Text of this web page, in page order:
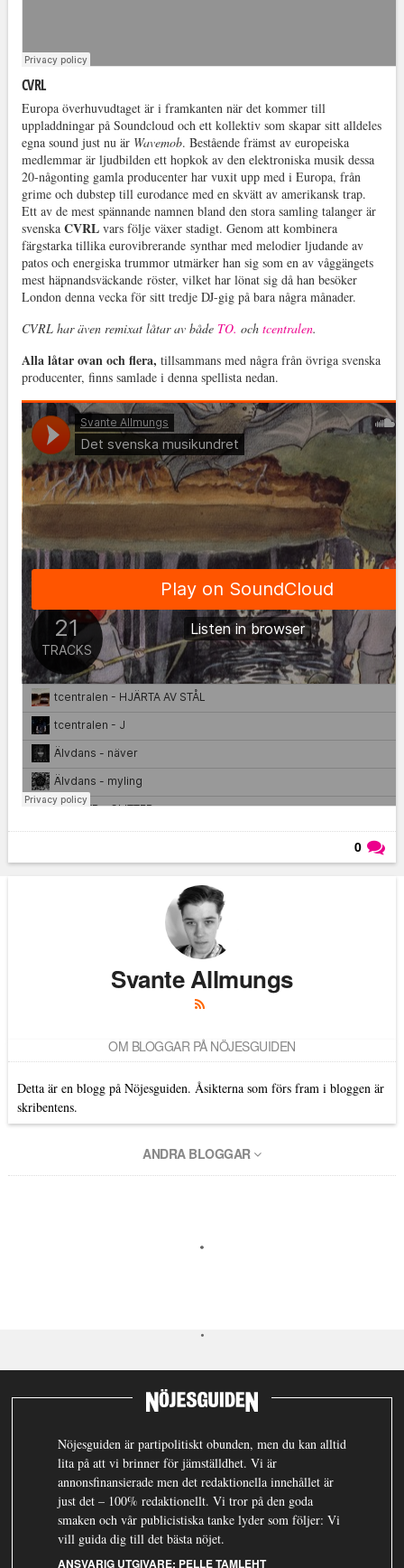
CVRL
Europa överhuvudtaget är i framkanten när det kommer till
uppladdningar på Soundcloud och ett kollektiv som skapar sitt alldeles
egna sound just nu är Wavemob. Bestående främst av europeiska
medlemmar är ljudbilden ett hopkok av den elektroniska musik dessa
20-någonting gamla producenter har vuxit upp med i Europa, från
grime och dubstep till eurodance med en skvätt av amerikansk trap.
Ett av de mest spännande namnen bland den stora samling talanger är
svenska CVRLvars följe växer stadigt. Genom att kombinera
färgstarka tillika eurovibrerande synthar med melodier ljudande av
patos och energiska trummor utmärker han sig som en av våggängets
mest häpnandsväckande röster, vilket har lönat sig då han besöker
London denna vecka för sitt tredje DJ-gig på bara några månader.
CVRL har även remixat låtar av både TO. och tcentralen.
Alla låtar ovan och flera, tillsammans med några från övriga svenska
producenter, finns samlade i denna spellista nedan.
0
Svante Allmungs
OM BLOGGAR PÅ NÖJESGUIDEN
Detta är en blogg på Nöjesguiden. Åsikterna som förs fram i bloggen är
skribentens.
ANDRA BLOGGAR
Nöjesguiden är partipolitiskt obunden, men du kan alltid
lita på att vi brinner för jämställdhet. Vi är
annonsfinansierade men det redaktionella innehållet är
just det – 100% redaktionellt. Vi tror på den goda
smaken och vår publicistiska tanke lyder som följer: Vi
vill guida dig till det bästa nöjet.
ANSVARIG UTGIVARE: PELLE TAMLEHT